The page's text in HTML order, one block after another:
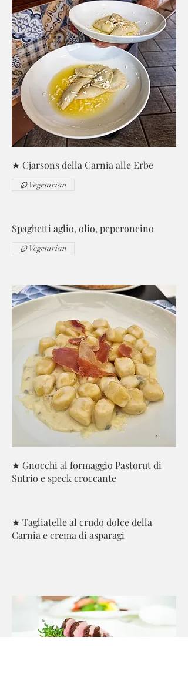
★ Cjarsons della Carnia alle Erbe
Vegetarian
Spaghetti aglio, olio, peperoncino
Vegetarian
★ Gnocchi al formaggio Pastorut di
Sutrio e speck croccante
★ Tagliatelle al crudo dolce della
Carnia e crema di asparagi